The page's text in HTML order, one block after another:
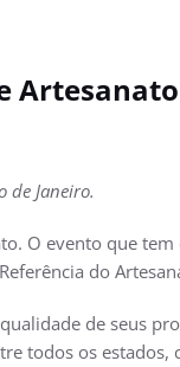
Artesanato
de Janeiro.
O evento que
do
de seus
todos os